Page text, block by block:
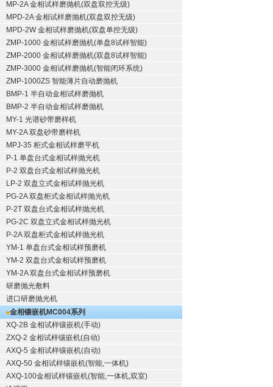
MP-2A 金相试样磨抛机(双盘双控无级)
MPD-2A 金相试样磨抛机(双盘双控无级)
MPD-2W 金相试样磨抛机(双盘单控无级)
ZMP-1000 金相试样磨抛机(单盘8试样智能)
ZMP-2000 金相试样磨抛机(双盘8试样智能)
ZMP-3000 金相试样磨抛机(智能闭环系统)
ZMP-1000ZS 智能薄片自动磨抛机
BMP-1 半自动金相试样磨抛机
BMP-2 半自动金相试样磨抛机
MY-1 光谱砂带磨样机
MY-2A 双盘砂带磨样机
MPJ-35 柜式金相试样磨平机
P-1 单盘台式金相试样抛光机
P-2 双盘台式金相试样抛光机
LP-2 双盘立式金相试样抛光机
PG-2A 双盘柜式金相试样抛光机
P-2T 双盘台式金相试样抛光机
PG-2C 双盘立式金相试样抛光机
P-2A 双盘柜式金相试样抛光机
YM-1 单盘台式金相试样预磨机
YM-2 双盘台式金相试样预磨机
YM-2A 双盘台式金相试样预磨机
研磨抛光敷料
进口研磨抛光机
金相镶嵌机MC004系列
XQ-2B 金相试样镶嵌机(手动)
ZXQ-2 金相试样镶嵌机(自动)
AXQ-5 金相试样镶嵌机(自动)
AXQ-50 金相试样镶嵌机(智能,一体机)
AXQ-100金相试样镶嵌机(智能,一体机,双室)